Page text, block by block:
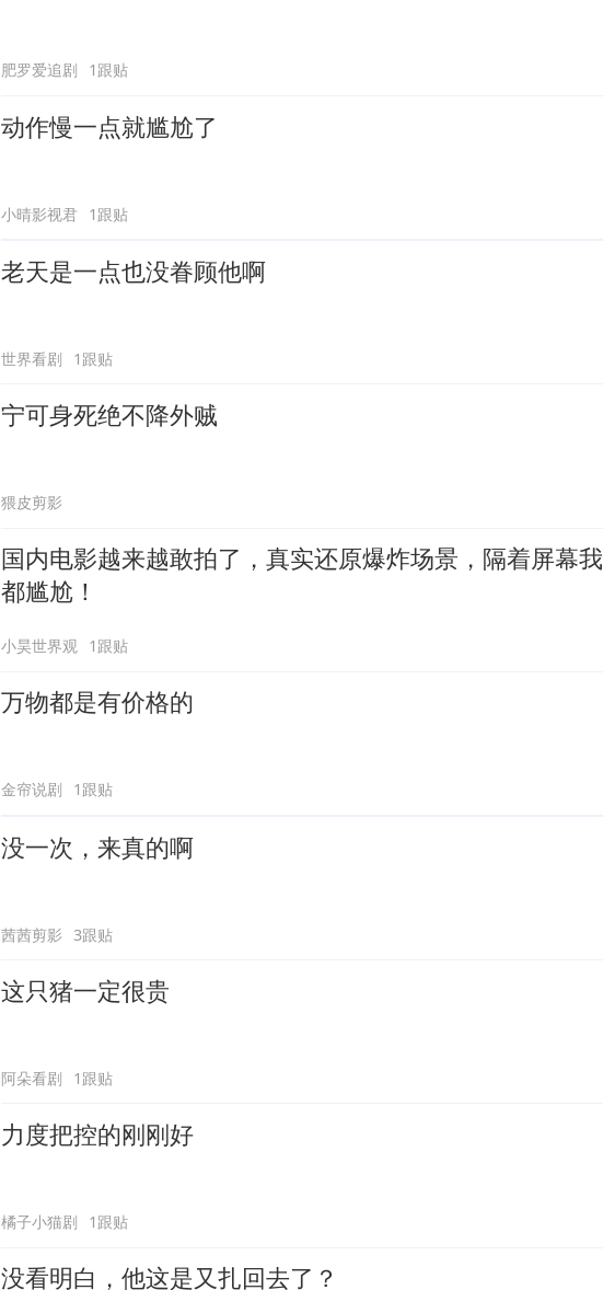
肥罗爱追剧 1跟贴
动作慢一点就尴尬了
小晴影视君 1跟贴
老天是一点也没眷顾他啊
世界看剧 1跟贴
宁可身死绝不降外贼
猥皮剪影
国内电影越来越敢拍了，真实还原爆炸场景，隔着屏幕我
都尴尬！
小昊世界观 1跟贴
万物都是有价格的
金帘说剧 1跟贴
没一次，来真的啊
茜茜剪影 3跟贴
这只猪一定很贵
阿朵看剧 1跟贴
力度把控的刚刚好
橘子小猫剧 1跟贴
没看明白，他这是又扎回去了？